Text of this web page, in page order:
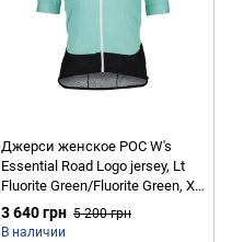
Джерси женское POC W's
Essential Road Logo jersey, Lt
Fluorite Green/Fluorite Green, XS
(PC 532938311XSM1)
3 640 грн 5 200 грн
В наличии